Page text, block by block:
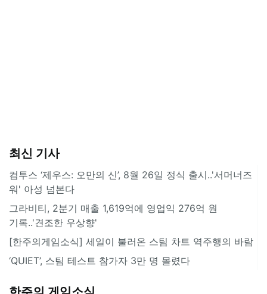
최신 기사
컴투스 ‘제우스: 오만의 신’, 8월 26일 정식 출시..'서머너즈
워' 아성 넘본다
그라비티, 2분기 매출 1,619억에 영업익 276억 원
기록..'견조한 우상향'
[한주의게임소식] 세일이 불러온 스팀 차트 역주행의 바람
‘QUIET’, 스팀 테스트 참가자 3만 명 몰렸다